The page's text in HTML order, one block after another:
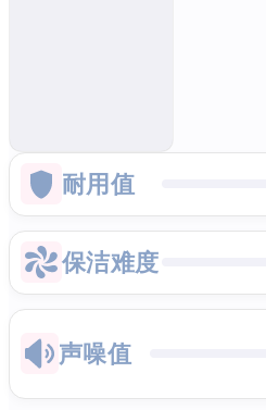
耐用值
保洁难度
声噪值